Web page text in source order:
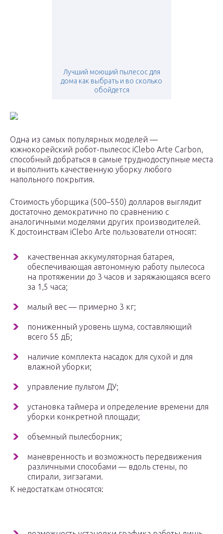
Лучший моющий пылесос для
дома как выбрать и во сколько
обойдется
Одна из самых популярных моделей —
южнокорейский робот-пылесос iClebo Arte Carbon,
способный добраться в самые труднодоступные места
и выполнить качественную уборку любого
напольного покрытия.
Стоимость уборщика (500–550) долларов выглядит
достаточно демократично по сравнению с
аналогичными моделями других производителей.
К достоинствам iClebo Arte пользователи относят:
качественная аккумуляторная батарея,
обеспечивающая автономную работу пылесоса
на протяжении до 3 часов и заряжающаяся всего
за 1,5 часа;
малый вес — примерно 3 кг;
пониженный уровень шума, составляющий
всего 55 дБ;
наличие комплекта насадок для сухой и для
влажной уборки;
управление пультом ДУ;
установка таймера и определение времени для
уборки конкретной площади;
объемный пылесборник;
маневренность и возможность передвижения
различными способами — вдоль стены, по
спирали, зигзагами.
К недостаткам относятся: